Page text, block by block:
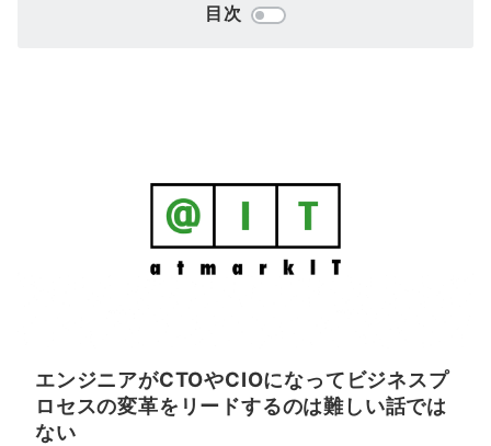
目次
エンジニアがCTOやCIOになってビジネスプ
ロセスの変革をリードするのは難しい話では
ない